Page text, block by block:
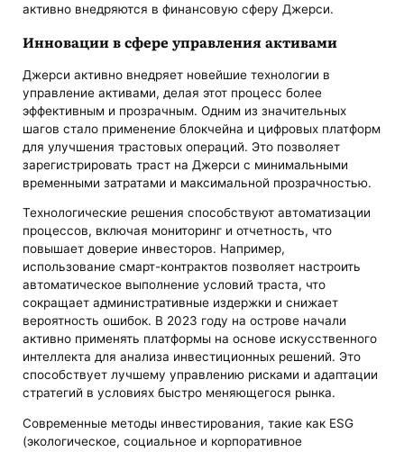
активно внедряются в финансовую сферу Джерси.
Инновации в сфере управления активами
Джерси активно внедряет новейшие технологии в
управление активами, делая этот процесс более
эффективным и прозрачным. Одним из значительных
шагов стало применение блокчейна и цифровых платформ
для улучшения трастовых операций. Это позволяет
зарегистрировать траст на Джерси с минимальными
временными затратами и максимальной прозрачностью.
Технологические решения способствуют автоматизации
процессов, включая мониторинг и отчетность, что
повышает доверие инвесторов. Например,
использование смарт-контрактов позволяет настроить
автоматическое выполнение условий траста, что
сокращает административные издержки и снижает
вероятность ошибок. В 2023 году на острове начали
активно применять платформы на основе искусственного
интеллекта для анализа инвестиционных решений. Это
способствует лучшему управлению рисками и адаптации
стратегий в условиях быстро меняющегося рынка.
Современные методы инвестирования, такие как ESG
(экологическое, социальное и корпоративное